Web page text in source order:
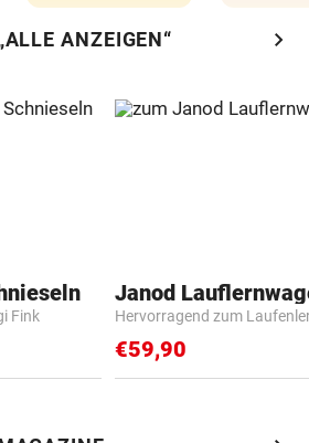
ANZEIGEN“ chevron_right
Fink
Janod
Hervorragend zum
€59,90